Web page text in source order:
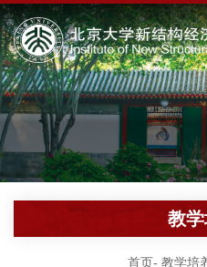
首页- 教学培
教